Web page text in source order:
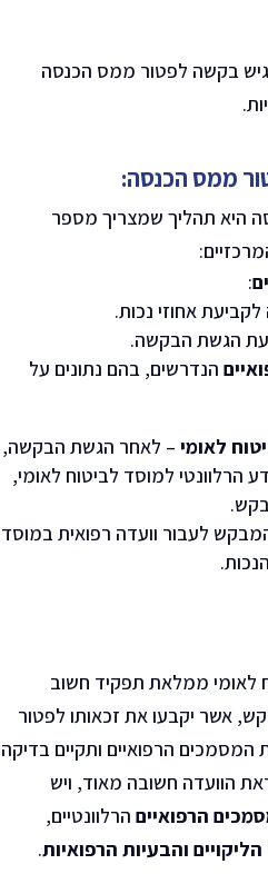
בקשה לפטור ממס הכנסה
.
ממס הכנסה:
היא תהליך שמצריך מספר
:
:
אחוזי נכות.
הגשת הבקשה.
הנדרשים, בהם נתונים על
לאומי – לאחר הגשת הבקשה,
הרלוונטי למוסד לביטוח לאומי,
.
לעבור וועדה רפואית במוסד
.
לאומי ממלאת תפקיד חשוב
אשר יקבעו את זכאותו לפטור
הרפואיים ותקיים בדיקה
הוועדה חשובה מאוד, ויש
הרפואיים הרלוונטיים,
והבעיות הרפואיות.